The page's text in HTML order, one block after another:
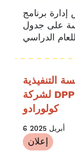
برنامج
على جدول
الدراسي
الرسوم
التنفيذية
لشركة DPP، إلى قاعة مشاهير النساء في
كولورادو
6 أبريل 2025
إعلان